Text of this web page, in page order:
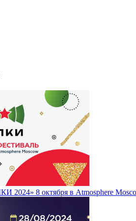
2024» 8 октября в Atmosphere